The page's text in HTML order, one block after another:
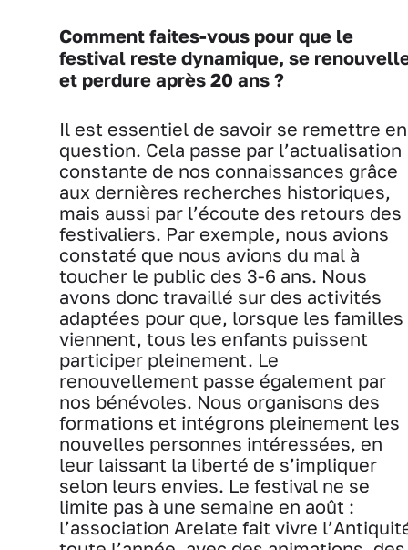
Comment faites-vous pour que le
festival reste dynamique, se
et perdure après 20 ans ?
Il est essentiel de savoir se remettre en
question. Cela passe par l’actualisation
constante de nos connaissances grâce
aux dernières recherches historiques,
mais aussi par l’écoute des retours des
festivaliers. Par exemple, nous avions
constaté que nous avions du mal à
toucher le public des 3-6 ans. Nous
avons donc travaillé sur des activités
adaptées pour que, lorsque les familles
viennent, tous les enfants puissent
participer pleinement. Le
renouvellement passe également par
nos bénévoles. Nous organisons des
formations et intégrons pleinement les
nouvelles personnes intéressées, en
leur laissant la liberté de s’impliquer
selon leurs envies. Le festival ne se
limite pas à une semaine en août :
l’association Arelate fait vivre